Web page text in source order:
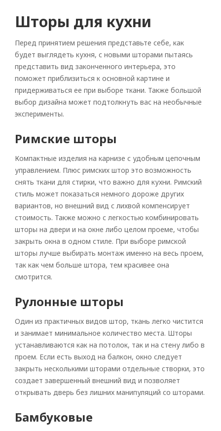
Шторы для кухни
Перед принятием решения представьте себе, как
будет выглядеть кухня, с новыми шторами пытаясь
представить вид законченного интерьера, это
поможет приблизиться к основной картине и
придерживаться ее при выборе ткани. Также большой
выбор дизайна может подтолкнуть вас на необычные
эксперименты.
Римские шторы
Компактные изделия на карнизе с удобным цепочным
управлением. Плюс римских штор это возможность
снять ткани для стирки, что важно для кухни. Римский
стиль может показаться немного дороже других
вариантов, но внешний вид с лихвой компенсирует
стоимость. Также можно с легкостью комбинировать
шторы на двери и на окне либо целом проеме, чтобы
закрыть окна в одном стиле. При выборе римской
шторы лучше выбирать монтаж именно на весь проем,
так как чем больше штора, тем красивее она
смотрится.
Рулонные шторы
Один из практичных видов штор, ткань легко чистится
и занимает минимальное количество места. Шторы
устанавливаются как на потолок, так и на стену либо в
проем. Если есть выход на балкон, окно следует
закрыть несколькими шторами отдельные створки, это
создает завершенный внешний вид и позволяет
открывать дверь без лишних манипуляций со шторами.
Бамбуковые